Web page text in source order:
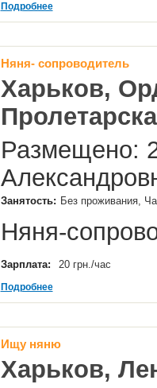
Подробнее
Няня- сопроводитель
Харьков,
Размещено:
Занятость: Без проживания,
Няня-
Зарплата: 20 грн./час
Подробнее
Ищу няню
Харьков,